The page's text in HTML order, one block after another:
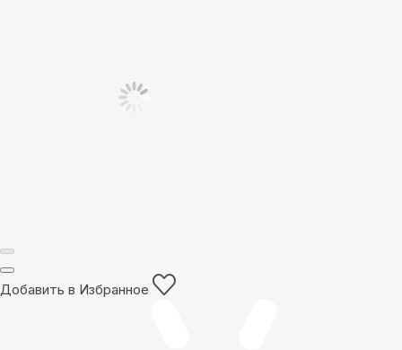
Добавить в Избранное